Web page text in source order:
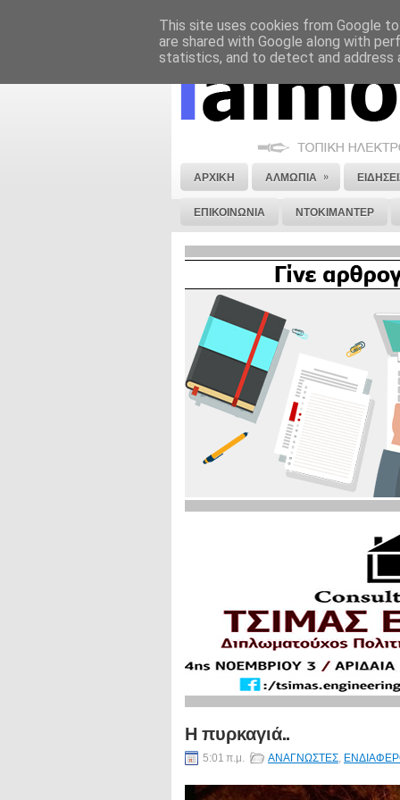
ΝΟΜΙΚΗ ΣΗΜΕΙΩΣΗ ΔΙΑΦΗΜΙΣΗ
ΑΡΧΙΚΗ ΑΛΜΩΠΙΑ »
ΕΠΙΚΟΙΝΩΝΙΑ ΝΤΟΚΙΜΑΝΤΕΡ
Η πυρκαγιά..
5:01 π.μ. ΑΝΑΓΝΩΣΤΕΣ,
This site uses cookies from Google
are shared with Google along with
statistics, and to detect and address